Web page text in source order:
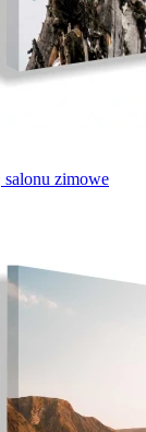
salonu zimowe